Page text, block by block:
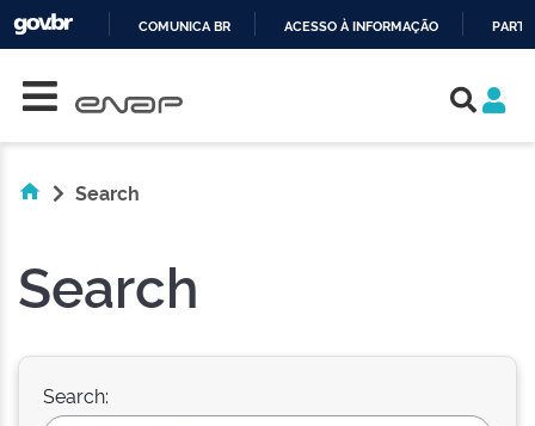
COMUNICA BR ACESSO À INFORMAÇÃO
Search
Search
Search: